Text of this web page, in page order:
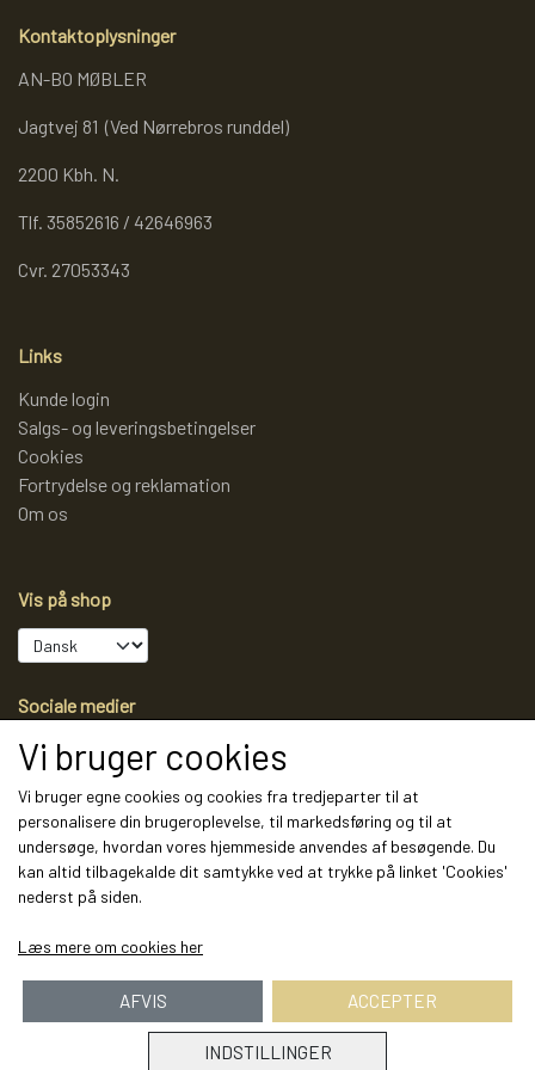
Kontaktoplysninger
AN-BO MØBLER
Jagtvej 81 (Ved Nørrebros runddel)
2200 Kbh. N.
Tlf. 35852616 / 42646963
Cvr. 27053343
Links
Kunde login
Salgs- og leveringsbetingelser
Cookies
Fortrydelse og reklamation
Om os
Vis på shop
Sociale medier
Modtag vores nyhedsbrev via e-mail
Tilmeld
Vi bruger cookies
Vi bruger egne cookies og cookies fra tredjeparter til at
personalisere din brugeroplevelse, til markedsføring og til at
undersøge, hvordan vores hjemmeside anvendes af besøgende. Du
kan altid tilbagekalde dit samtykke ved at trykke på linket 'Cookies'
nederst på siden.
Læs mere om cookies her
INDSTILLINGER
AFVIS ACCEPTER